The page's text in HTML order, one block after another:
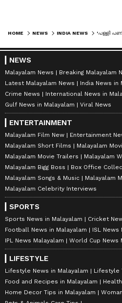
HOME NEWS INDIA NEWS
NEWS
Malayalam News
Breaking Malayalam
Latest Malayalam News
India News in
Crime News
International News in
Gulf News in Malayalam
Viral News
ENTERTAINMENT
Malayalam Film New
Entertainment
Malayalam Short Films
Malayalam
Malayalam Movie Trailers
Malayalam
Malayalam Bigg Boss
Box Office
Malayalam Songs & Music
Malayalam
Malayalam Celebrity Interviews
SPORTS
Sports News in Malayalam
Cricket
Football News in Malayalam
ISL News
IPL News Malayalam
World Cup News
LIFESTYLE
Lifestyle News in Malayalam
Lifestyle
Food and Recipes in Malayalam
Home Decor Tips in Malayalam